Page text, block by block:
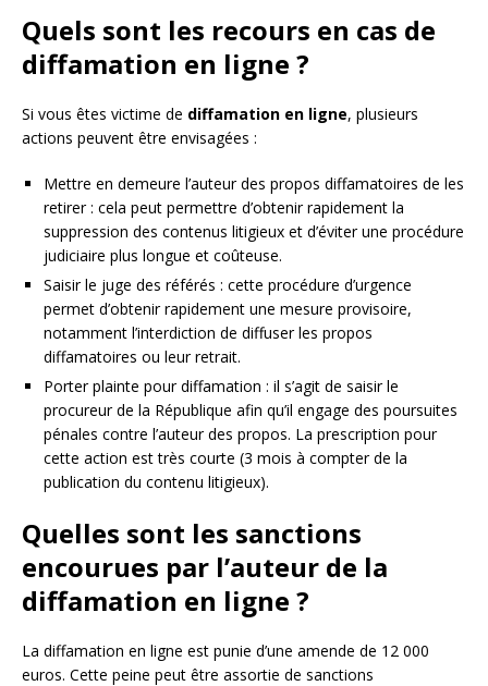
Quels sont les recours en cas de
diffamation en ligne ?
Si vous êtes victime de diffamation en ligne, plusieurs
actions peuvent être envisagées :
Mettre en demeure l’auteur des propos diffamatoires de les
retirer : cela peut permettre d’obtenir rapidement la
suppression des contenus litigieux et d’éviter une procédure
judiciaire plus longue et coûteuse.
Saisir le juge des référés : cette procédure d’urgence
permet d’obtenir rapidement une mesure provisoire,
notamment l’interdiction de diffuser les propos
diffamatoires ou leur retrait.
Porter plainte pour diffamation : il s’agit de saisir le
procureur de la République afin qu’il engage des poursuites
pénales contre l’auteur des propos. La prescription pour
cette action est très courte (3 mois à compter de la
publication du contenu litigieux).
Quelles sont les sanctions
encourues par l’auteur de la
diffamation en ligne ?
La diffamation en ligne est punie d’une amende de 12 000
euros. Cette peine peut être assortie de sanctions